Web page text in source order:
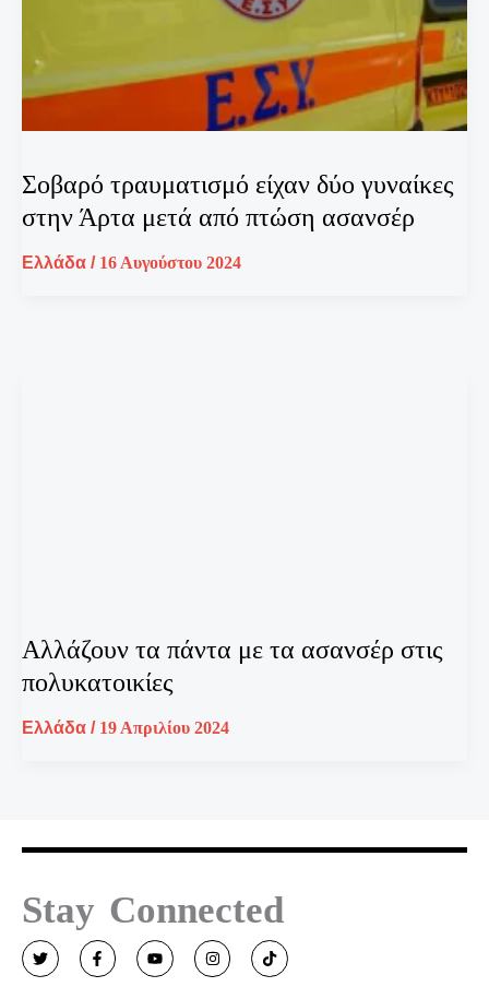
Σοβαρό τραυματισμό είχαν δύο γυναίκες
στην Άρτα μετά από πτώση ασανσέρ
Ελλάδα / 16 Αυγούστου 2024
Αλλάζουν τα πάντα με τα ασανσέρ στις
πολυκατοικίες
Ελλάδα / 19 Απριλίου 2024
Stay Connected
T
w
i
F
a
c
Y
o
u
I
n
s
T
i
k